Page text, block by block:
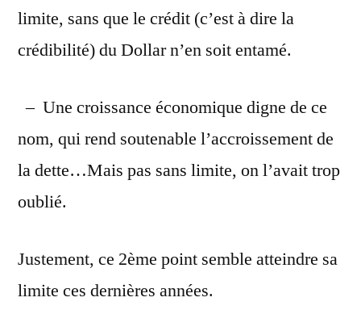
limite, sans que le crédit (c’est à dire la
crédibilité) du Dollar n’en soit entamé.
– Une croissance économique digne de ce
nom, qui rend soutenable l’accroissement de
la dette…Mais pas sans limite, on l’avait trop
oublié.
Justement, ce 2ème point semble atteindre sa
limite ces dernières années.